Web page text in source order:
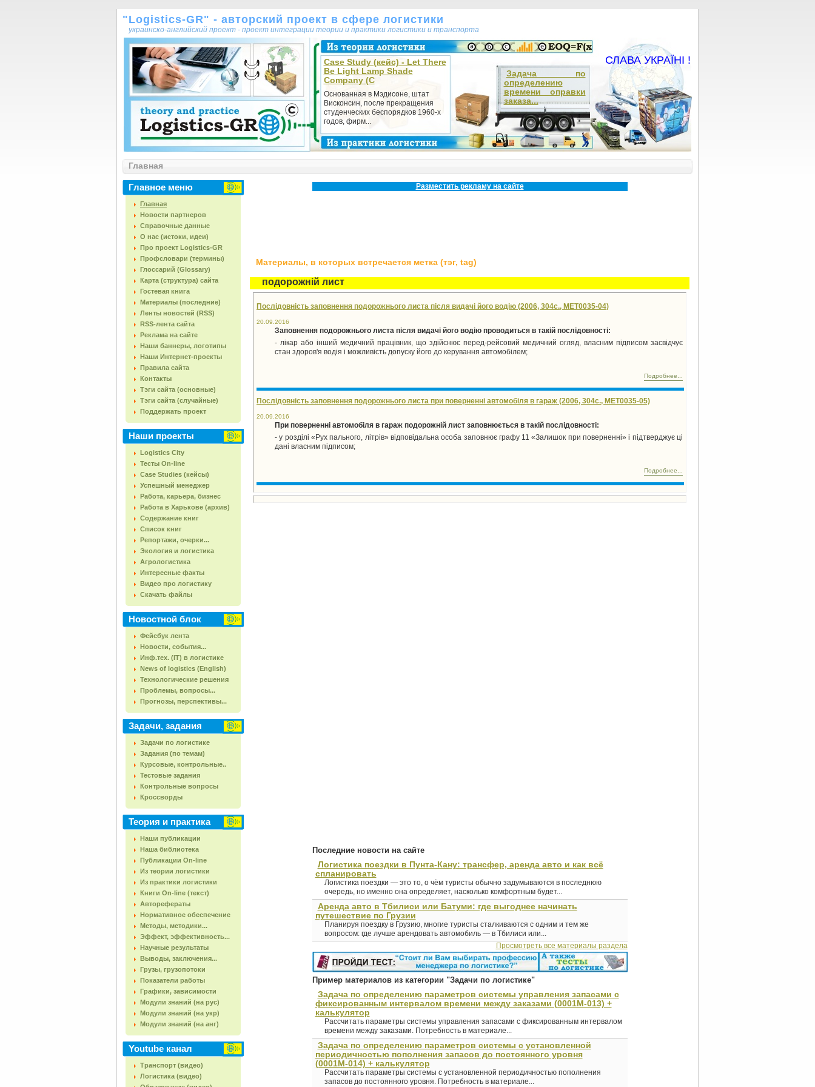
"Logistics-GR" - авторский проект в сфере логистики
украинско-английский проект - проект интеграции теории и практики логистики и транспорта
Case Study (кейс) - Let There
Be Light Lamp Shade
Company (C
Основанная в Мэдисоне, штат
Висконсин, после прекращения
студенческих беспорядков 1960-х
годов, фирм...
Задача по
определению
времени оправки
заказа...
СЛАВА УКРАЇНІ !
Главная
Главное меню
Главная
Новости партнеров
Справочные данные
О нас (истоки, идеи)
Про проект Logistics-GR
Профсловари (термины)
Глоссарий (Glossary)
Карта (структура) сайта
Гостевая книга
Материалы (последние)
Ленты новостей (RSS)
RSS-лента сайта
Реклама на сайте
Наши баннеры, логотипы
Наши Интернет-проекты
Правила сайта
Контакты
Тэги сайта (основные)
Тэги сайта (случайные)
Поддержать проект
Наши проекты
Logistics City
Тесты On-line
Case Studies (кейсы)
Успешный менеджер
Работа, карьера, бизнес
Работа в Харькове (архив)
Содержание книг
Список книг
Репортажи, очерки...
Экология и логистика
Агрологистика
Интересные факты
Видео про логистику
Скачать файлы
Новостной блок
Фейсбук лента
Новости, события...
Инф.тех. (IT) в логистике
News of logistics (English)
Технологические решения
Проблемы, вопросы...
Прогнозы, перспективы...
Задачи, задания
Задачи по логистике
Задания (по темам)
Курсовые, контрольные..
Тестовые задания
Контрольные вопросы
Кроссворды
Теория и практика
Наши публикации
Наша библиотека
Публикации On-line
Из теории логистики
Из практики логистики
Книги On-line (текст)
Авторефераты
Нормативное обеспечение
Методы, методики...
Эффект, эффективность...
Научные результаты
Выводы, заключения...
Грузы, грузопотоки
Показатели работы
Графики, зависимости
Модули знаний (на рус)
Модули знаний (на укр)
Модули знаний (на анг)
Youtube канал
Транспорт (видео)
Логистика (видео)
Разместить рекламу на сайте
Материалы, в которых встречается метка (тэг, tag)
подорожній лист
Послідовність заповнення подорожнього листа після видачі його водію (2006, 304с., MET0035-04)
20.09.2016
Заповнення подорожнього листа після видачі його водію проводиться в такій послідовності:
- лікар або інший медичний працівник, що здійснює перед-рейсовий медичний огляд, власним підписом засвідчує
стан здоров'я водія і можливість допуску його до керування автомобілем;
Подробнее...
Послідовність заповнення подорожнього листа при поверненні автомобіля в гараж (2006, 304с., MET0035-05)
20.09.2016
При поверненні автомобіля в гараж подорожній лист заповнюється в такій послідовності:
- у розділі «Рух пального, літрів» відповідальна особа заповнює графу 11 «Залишок при поверненні» і підтверджує ці
дані власним підписом;
Подробнее...
Последние новости на сайте
Логистика поездки в Пунта-Кану: трансфер, аренда авто и как всё
спланировать
Логистика поездки — это то, о чём туристы обычно задумываются в последнюю
очередь, но именно она определяет, насколько комфортным будет...
Аренда авто в Тбилиси или Батуми: где выгоднее начинать
путешествие по Грузии
Планируя поездку в Грузию, многие туристы сталкиваются с одним и тем же
вопросом: где лучше арендовать автомобиль — в Тбилиси или...
Просмотреть все материалы раздела
Пример материалов из категории "Задачи по логистике"
Задача по определению параметров системы управления запасами с
фиксированным интервалом времени между заказами (0001М-013) +
калькулятор
Рассчитать параметры системы управления запасами с фиксированным интервалом
времени между заказами. Потребность в материале...
Задача по определению параметров системы с установленной
периодичностью пополнения запасов до постоянного уровня
(0001М-014) + калькулятор
Рассчитать параметры системы с установленной периодичностью пополнения
запасов до постоянного уровня. Потребность в материале...